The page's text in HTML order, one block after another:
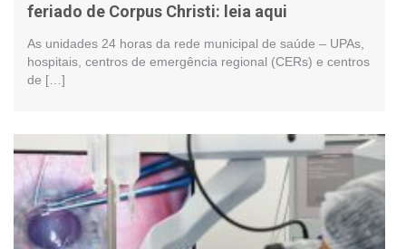
feriado de Corpus Christi: leia aqui
As unidades 24 horas da rede municipal de saúde – UPAs,
hospitais, centros de emergência regional (CERs) e centros
de […]